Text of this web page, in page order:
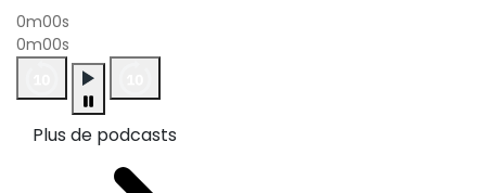
0m00s
0m00s
Plus de podcasts